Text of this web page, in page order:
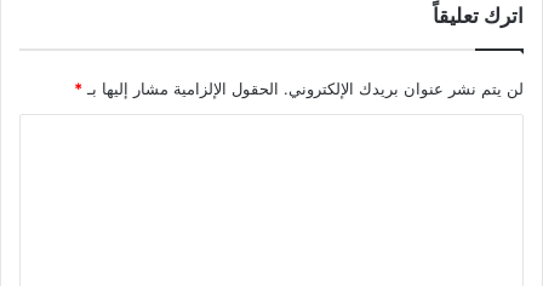
اترك تعليقاً
لن يتم نشر عنوان بريدك الإلكتروني. الحقول الإلزامية مشار إليها بـ*